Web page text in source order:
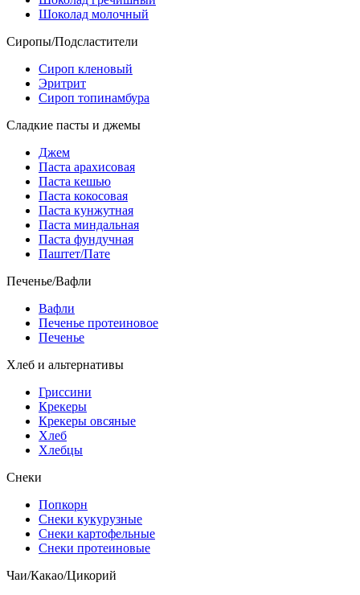
Шоколад молочный
Сиропы/Подсластители
Сироп кленовый
Эритрит
Сироп топинамбура
Сладкие пасты и джемы
Джем
Паста арахисовая
Паста кешью
Паста кокосовая
Паста кунжутная
Паста миндальная
Паста фундучная
Паштет/Пате
Печенье/Вафли
Вафли
Печенье протеиновое
Печенье
Хлеб и альтернативы
Гриссини
Крекеры
Крекеры овсяные
Хлеб
Хлебцы
Снеки
Попкорн
Снеки кукурузные
Снеки картофельные
Снеки протеиновые
Чаи/Какао/Цикорий